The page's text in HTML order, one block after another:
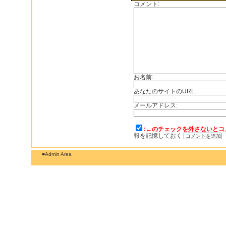
コメント:
お名前:
あなたのサイトのURL:
メールアドレス:
:←のチェックを外さないと
報を記憶しておく
■Admin Area